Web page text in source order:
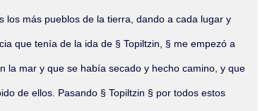
los más pueblos de la tierra, dando a cada lugar y
que tenía de la ida de § Topiltzin, § me empezó a
la mar y que se había secado y hecho camino, y que
de ellos. Pasando § Topiltzin § por todos estos